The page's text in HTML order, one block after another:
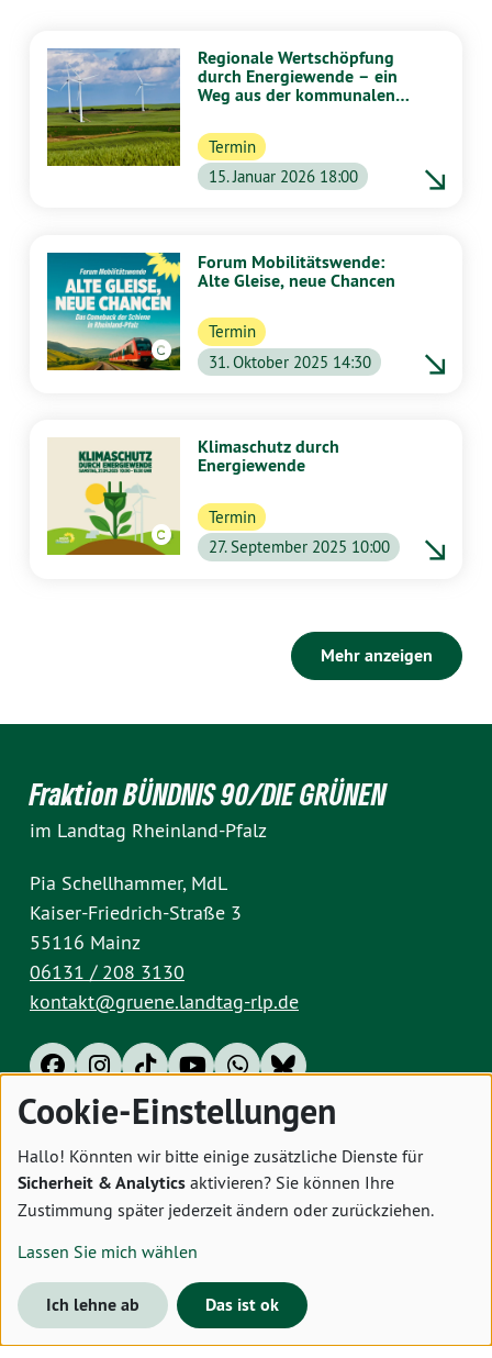
Regionale Wertschöpfung
durch Energiewende – ein
Weg aus der kommunalen
Termin
15. Januar 2026 18:00
Forum Mobilitätswende:
Alte Gleise, neue Chancen
Termin
31. Oktober 2025 14:30
Klimaschutz durch
Energiewende
Termin
27. September 2025 10:00
Mehr anzeigen
Fraktion BÜNDNIS 90/DIE GRÜNEN
im Landtag Rheinland-Pfalz
Pia Schellhammer, MdL
Kaiser-Friedrich-Straße 3
55116 Mainz
06131 / 208 3130
kontakt@gruene.landtag-rlp.de
Impressum Datenschutz Cookies
Cookie-Einstellungen
Hallo! Könnten wir bitte einige zusätzliche Dienste für
Sicherheit & Analytics aktivieren? Sie können Ihre
Zustimmung später jederzeit ändern oder zurückziehen.
Lassen Sie mich wählen
Ich lehne ab Das ist ok